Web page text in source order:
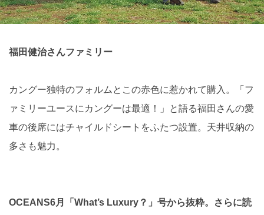
福田健治さんファミリー
カングー独特のフォルムとこの赤色に惹かれて購入。「フ
ァミリーユースにカングーは最適！」と語る福田さんの愛
車の後席にはチャイルドシートをふたつ設置。天井収納の
多さも魅力。
OCEANS6月「What’s Luxury？」号から抜粋。さらに読